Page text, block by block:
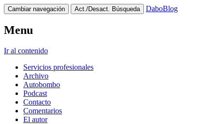
Cambiar navegación Act./Desact. Búsqueda DaboBlog
Menu
Ir al contenido
Servicios profesionales
Archivo
Autobombo
Podcast
Contacto
Comentarios
El autor